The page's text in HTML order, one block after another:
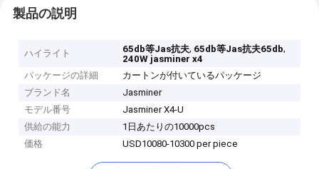
製品の説明
ハイライト 65db等Jas抗夫, 65db等Jas抗夫65db,
240W jasminer x4
パッケージの詳細
カートンが付いているパッケージ
ブランド名
Jasminer
モデル番号
Jasminer X4-U
供給の能力
1日あたりの10000pcs
価格
USD10080-10300 per piece